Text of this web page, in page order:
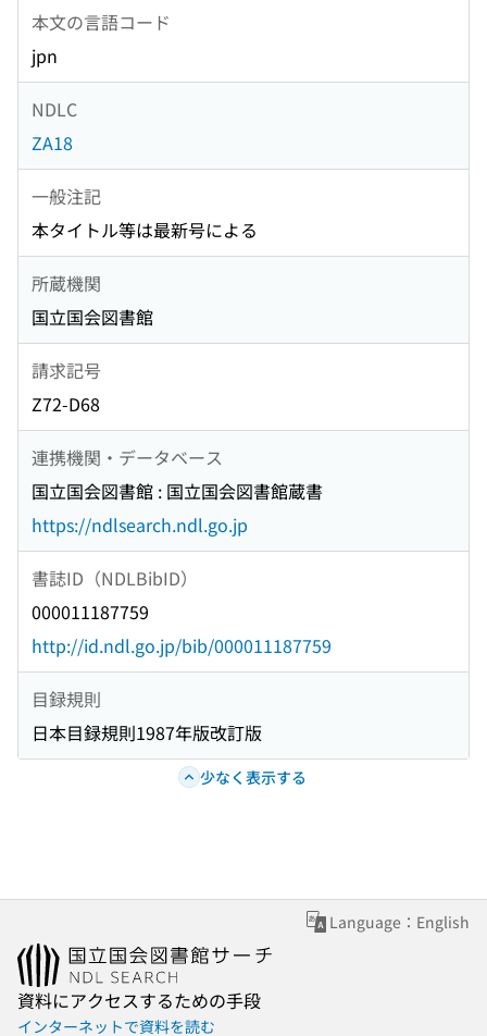
本文の言語コード
jpn
NDLC
ZA18
一般注記
本タイトル等は最新号による
所蔵機関
国立国会図書館
請求記号
Z72-D68
連携機関・データベース
国立国会図書館 : 国立国会図書館蔵書
https://ndlsearch.ndl.go.jp
書誌ID（NDLBibID）
000011187759
http://id.ndl.go.jp/bib/000011187759
目録規則
日本目録規則1987年版改訂版
少なく表示する
Language：English
資料にアクセスするための手段
インターネットで資料を読む